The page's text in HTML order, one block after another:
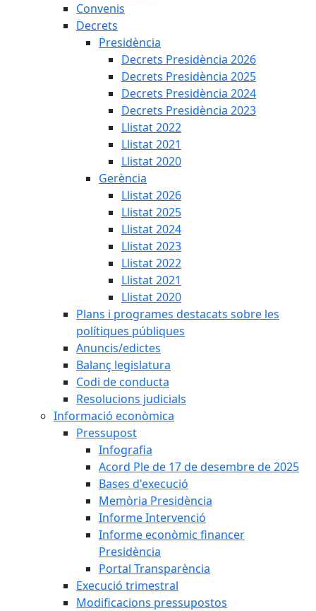
Convenis
Decrets
Presidència
Decrets Presidència 2026
Decrets Presidència 2025
Decrets Presidència 2024
Decrets Presidència 2023
Llistat 2022
Llistat 2021
Llistat 2020
Gerència
Llistat 2026
Llistat 2025
Llistat 2024
Llistat 2023
Llistat 2022
Llistat 2021
Llistat 2020
Plans i programes destacats sobre les
polítiques públiques
Anuncis/edictes
Balanç legislatura
Codi de conducta
Resolucions judicials
Informació econòmica
Pressupost
Infografia
Acord Ple de 17 de desembre de 2025
Bases d'execució
Memòria Presidència
Informe Intervenció
Informe econòmic financer
Presidència
Portal Transparència
Execució trimestral
Modificacions pressupostos